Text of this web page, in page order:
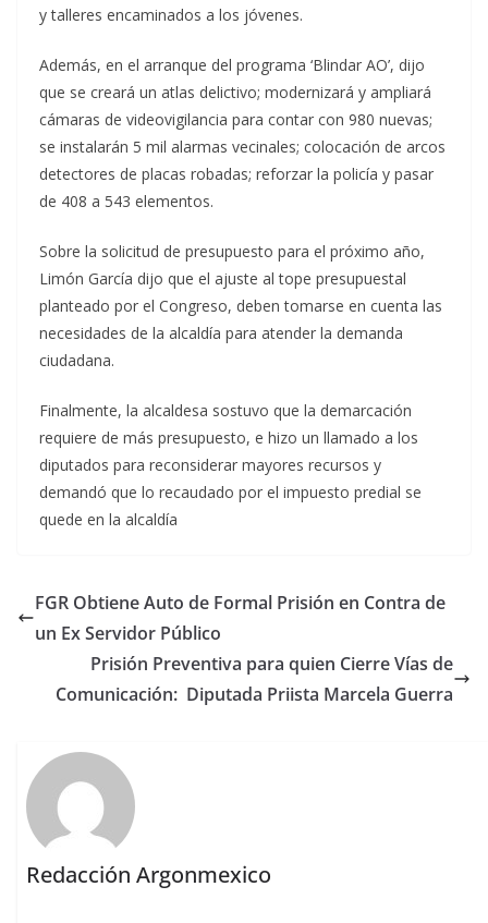
y talleres encaminados a los jóvenes.
Además, en el arranque del programa ‘Blindar AO’, dijo
que se creará un atlas delictivo; modernizará y ampliará
cámaras de videovigilancia para contar con 980 nuevas;
se instalarán 5 mil alarmas vecinales; colocación de arcos
detectores de placas robadas; reforzar la policía y pasar
de 408 a 543 elementos.
Sobre la solicitud de presupuesto para el próximo año,
Limón García dijo que el ajuste al tope presupuestal
planteado por el Congreso, deben tomarse en cuenta las
necesidades de la alcaldía para atender la demanda
ciudadana.
Finalmente, la alcaldesa sostuvo que la demarcación
requiere de más presupuesto, e hizo un llamado a los
diputados para reconsiderar mayores recursos y
demandó que lo recaudado por el impuesto predial se
quede en la alcaldía
FGR Obtiene Auto de Formal Prisión en Contra de
un Ex Servidor Público
Prisión Preventiva para quien Cierre Vías de
Comunicación: Diputada Priista Marcela Guerra
Redacción Argonmexico